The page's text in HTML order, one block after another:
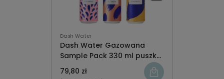
Dash Water
Dash Water Gazowana
Sample Pack 330 ml puszka
x6
79,80 zł